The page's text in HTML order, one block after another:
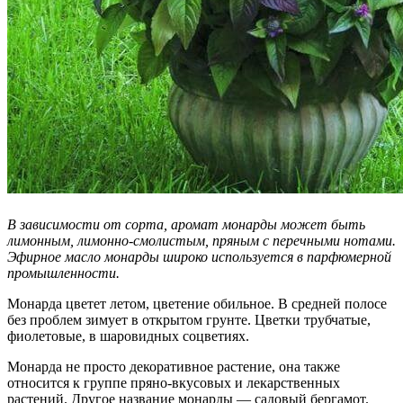
В зависимости от сорта, аромат монарды может быть
лимонным, лимонно-смолистым, пряным с перечными нотами.
Эфирное масло монарды широко используется в парфюмерной
промышленности.
Монарда цветет летом, цветение обильное. В средней полосе
без проблем зимует в открытом грунте. Цветки трубчатые,
фиолетовые, в шаровидных соцветиях.
Монарда не просто декоративное растение, она также
относится к группе пряно-вкусовых и лекарственных
растений. Другое название монарды — садовый бергамот.